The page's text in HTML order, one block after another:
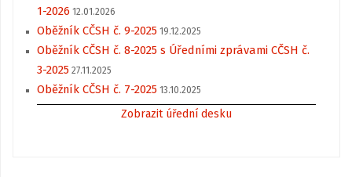
1-2026 12.01.2026
Oběžník CČSH č. 9-2025 19.12.2025
Oběžník CČSH č. 8-2025 s Úředními zprávami CČSH č.
3-2025 27.11.2025
Oběžník CČSH č. 7-2025 13.10.2025
Zobrazit úřední desku